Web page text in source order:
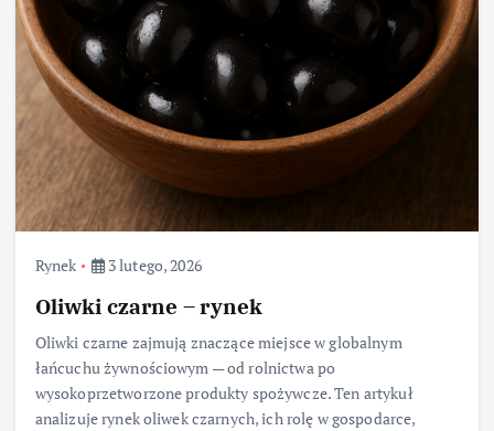
Rynek 3 lutego, 2026
Oliwki czarne – rynek
Oliwki czarne zajmują znaczące miejsce w globalnym
łańcuchu żywnościowym — od rolnictwa po
wysokoprzetworzone produkty spożywcze. Ten artykuł
analizuje rynek oliwek czarnych, ich rolę w gospodarce,